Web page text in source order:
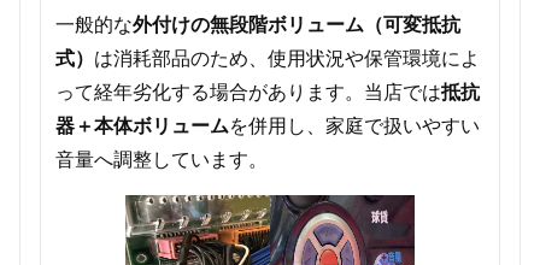
一般的な外付けの無段階ボリューム（可変抵抗
式） は消耗部品のため、使用状況や保管環境によ
って経年劣化する場合があります。当店では抵抗
器＋本体ボリュームを併用し、家庭で扱いやすい
音量へ調整しています。